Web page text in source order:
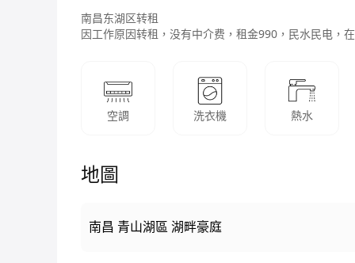
南昌东湖区转租
因工作原因转租，没有中介费，租金990，民水民电，
空調 洗衣機 熱水
地圖
南昌 青山湖區 湖畔豪庭